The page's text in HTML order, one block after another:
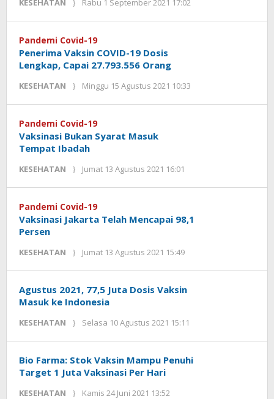
KESEHATAN Rabu 1 September 2021 17:02
Jackson
Pandemi Covid-19
Penerima Vaksin COVID-19 Dosis
Lengkap, Capai 27.793.556 Orang
KESEHATAN Minggu 15 Agustus 2021 10:33
Jackson
Pandemi Covid-19
Vaksinasi Bukan Syarat Masuk
Tempat Ibadah
KESEHATAN Jumat 13 Agustus 2021 16:01
Jackson
Pandemi Covid-19
Vaksinasi Jakarta Telah Mencapai 98,1
Persen
KESEHATAN Jumat 13 Agustus 2021 15:49
Jackson
Agustus 2021, 77,5 Juta Dosis Vaksin
Masuk ke Indonesia
KESEHATAN Selasa 10 Agustus 2021 15:11
Jackson
Bio Farma: Stok Vaksin Mampu Penuhi
Target 1 Juta Vaksinasi Per Hari
KESEHATAN Kamis 24 Juni 2021 13:52